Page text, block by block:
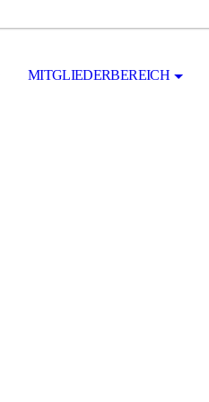
MITGLIEDERBEREICH